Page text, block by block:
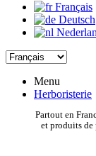
Français
Deutsch
Menu
Herboristerie
Partout en
et produits de